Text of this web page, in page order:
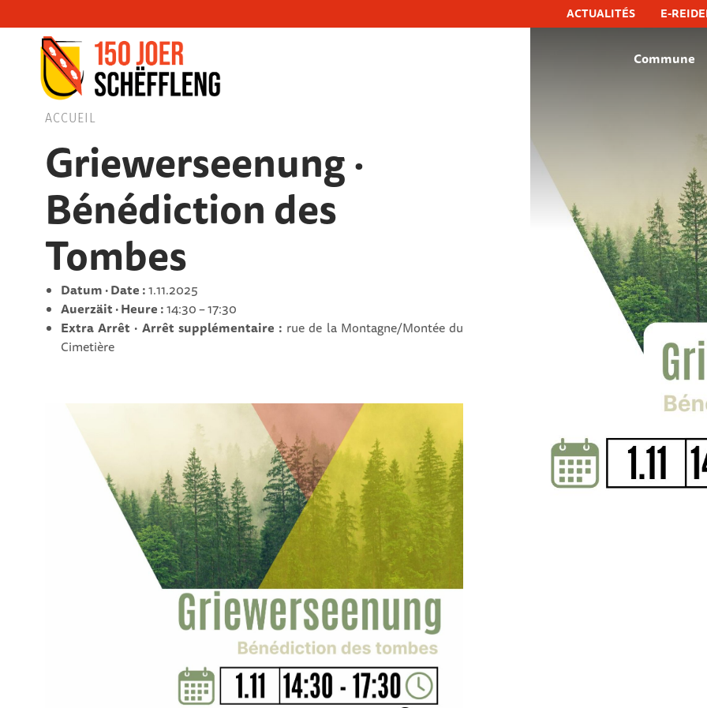
Schifflange, schifflange-logo, gemeng schëfflenge, commune de schifflange
ACTUALITÉS E-
Commune
ACCUEIL
Griewerseenung ·
Bénédiction des
Tombes
Datum · Date :1.11.2025
Auerzäit · Heure :14:30 – 17:30
Extra Arrêt · Arrêt supplémentaire : rue de la Montagne/Montée du
Cimetière